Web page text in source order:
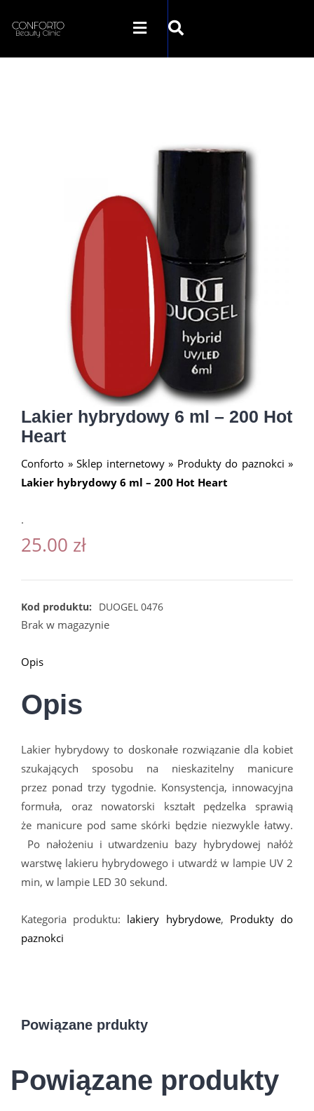
Lakier hybrydowy 6 ml – 200 Hot
Heart
Conforto » Sklep internetowy» Produkty do paznokci »
Lakier hybrydowy 6 ml – 200 Hot Heart
.
25.00 zł
Kod produktu: DUOGEL 0476
Brak w magazynie
Opis
Opis
Lakier hybrydowy to doskonałe rozwiązanie dla kobiet
szukających sposobu na nieskazitelny manicure
przez ponad trzy tygodnie. Konsystencja, innowacyjna
formuła, oraz nowatorski kształt pędzelka sprawią
że manicure pod same skórki będzie niezwykle łatwy.
Po nałożeniu i utwardzeniu bazy hybrydowej nałóż
warstwę lakieru hybrydowego i utwardź w lampie UV 2
min, w lampie LED 30 sekund.
Kategoria produktu: lakiery hybrydowe, Produkty do
paznokci
Powiązane prdukty
Powiązane produkty